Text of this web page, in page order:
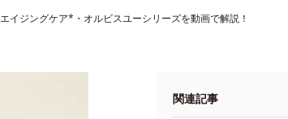
イジングケア*・オルビスユーシリーズを動画で解説！
関連記事